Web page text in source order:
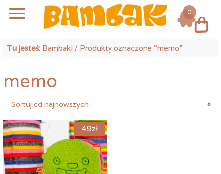
Tu jesteś: Bambaki / Produkty oznaczone “memo”
memo
49zł
Log in
0